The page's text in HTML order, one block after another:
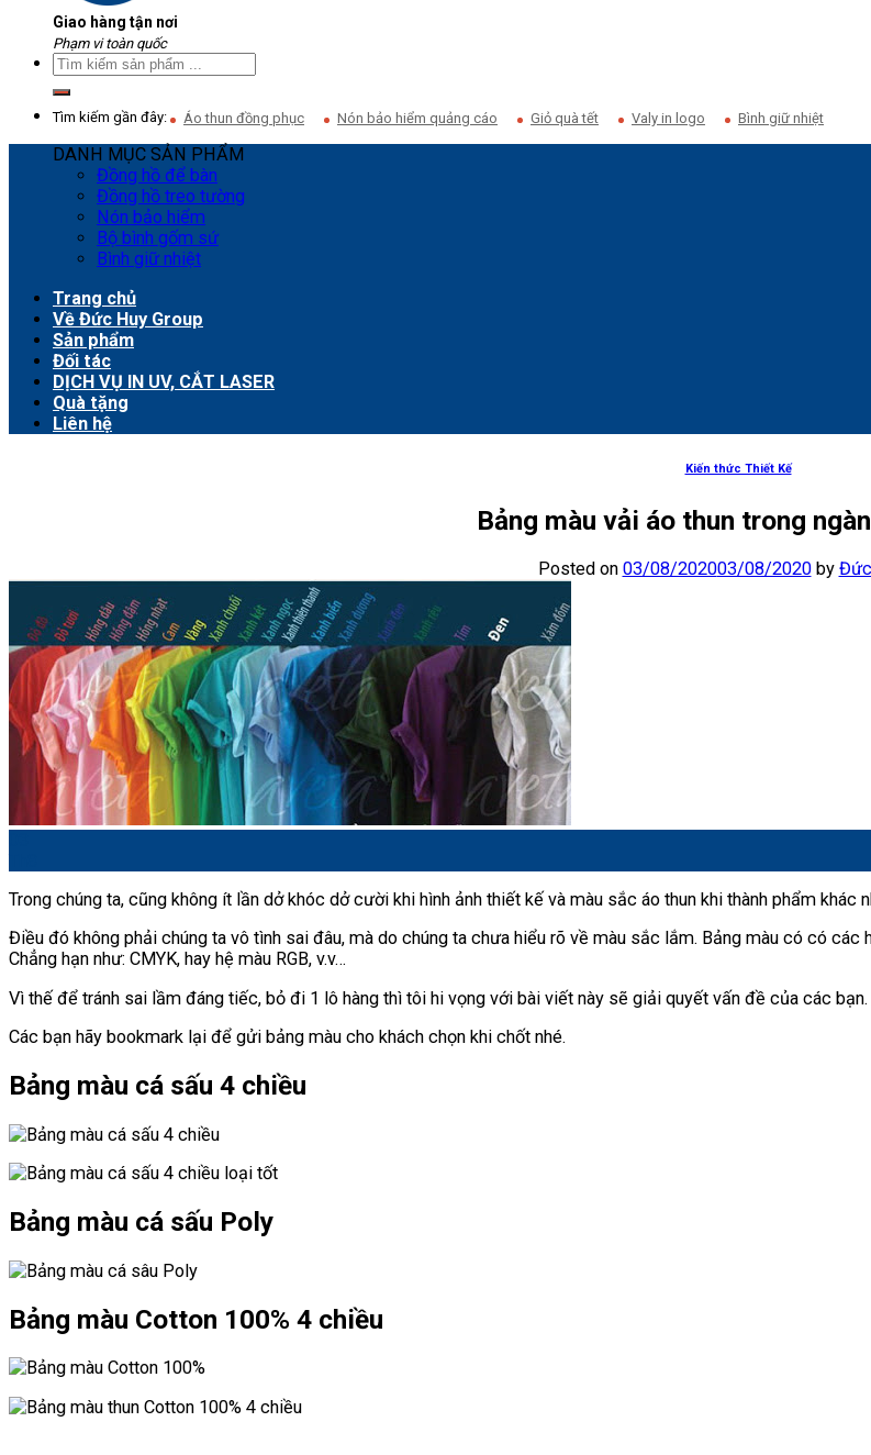
Giao hàng tận nơi
Phạm vi toàn quốc
Tìm kiếm gần đây: Áo thun đồng phục Nón bảo hiểm quảng cáo Giỏ quà tết Valy in logo Bình giữ nhiệt
DANH MỤC SẢN PHẨM
Đồng hồ để bàn
Đồng hồ treo tường
Nón bảo hiểm
Bộ bình gốm sứ
Bình giữ nhiệt
Trang chủ
Về Đức Huy Group
Sản phẩm
Đối tác
DỊCH VỤ IN UV, CẮT LASER
Quà tặng
Liên hệ
Kiến thức Thiết Kế
Bảng màu vải áo thun trong
Posted on 03/08/202003/08/2020by
Trong chúng ta, cũng không ít lần dở khóc dở cười khi hình ảnh thiết kế và màu sắc áo thun khi thành phẩm khác
Điều đó không phải chúng ta vô tình sai đâu, mà do chúng ta chưa hiểu rõ về màu sắc lắm. Bảng màu có có các
Chẳng hạn như: CMYK, hay hệ màu RGB, v.v…
Vì thế để tránh sai lầm đáng tiếc, bỏ đi 1 lô hàng thì tôi hi vọng với bài viết này sẽ giải quyết vấn đề của các bạn.
Các bạn hãy bookmark lại để gửi bảng màu cho khách chọn khi chốt nhé.
Bảng màu cá sấu 4 chiều
Bảng màu cá sấu Poly
Bảng màu Cotton 100% 4 chiều